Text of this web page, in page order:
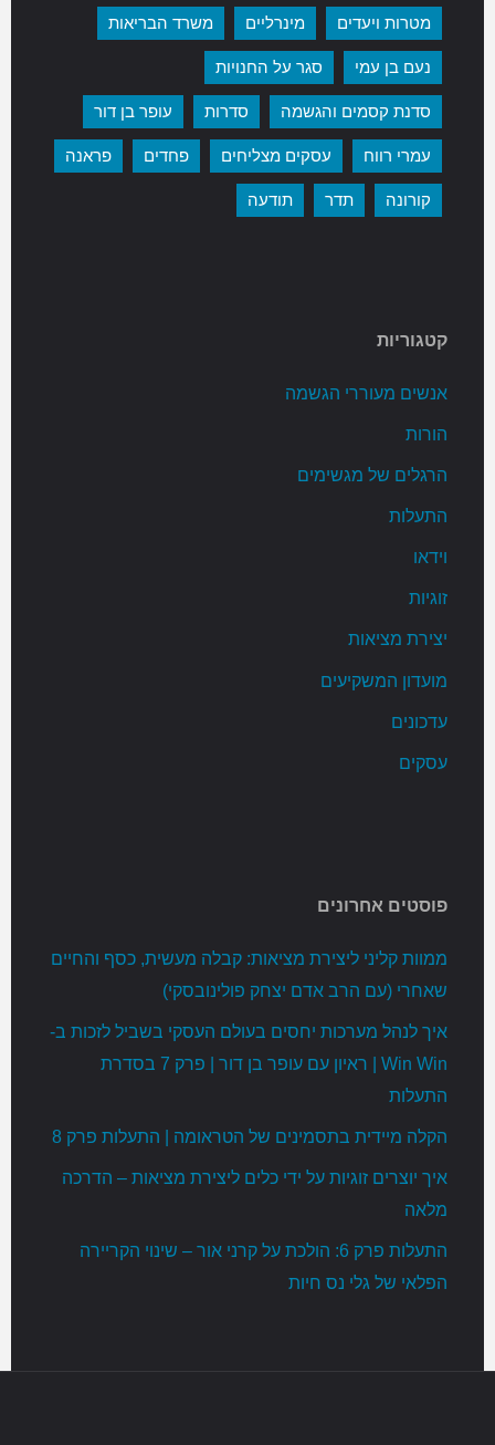
מטרות ויעדים מינרליים משרד הבריאות
נעם בן עמי סגר על החנויות
סדנת קסמים והגשמה סדרות עופר בן דור
עמרי רווח עסקים מצליחים פחדים פראנה
קורונה תדר תודעה
קטגוריות
אנשים מעוררי הגשמה
הורות
הרגלים של מגשימים
התעלות
וידאו
זוגיות
יצירת מציאות
מועדון המשקיעים
עדכונים
עסקים
פוסטים אחרונים
ממוות קליני ליצירת מציאות: קבלה מעשית, כסף והחיים
שאחרי (עם הרב אדם יצחק פולינובסקי)
איך לנהל מערכות יחסים בעולם העסקי בשביל לזכות ב-
Win Win | ראיון עם עופר בן דור | פרק 7 בסדרת
התעלות
הקלה מיידית בתסמינים של הטראומה | התעלות פרק 8
איך יוצרים זוגיות על ידי כלים ליצירת מציאות – הדרכה
מלאה
התעלות פרק 6: הולכת על קרני אור – שינוי הקריירה
הפלאי של גלי נס חיות